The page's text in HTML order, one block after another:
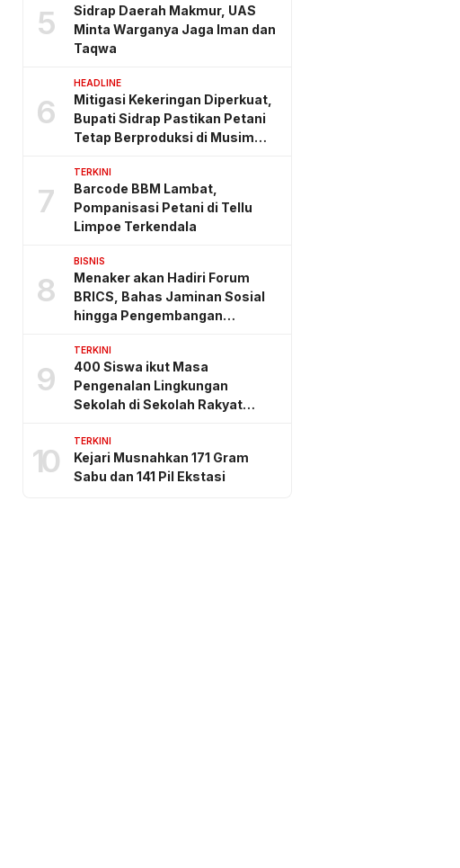
5
Sidrap Daerah Makmur, UAS
Minta Warganya Jaga Iman dan
Taqwa
6
HEADLINE
Mitigasi Kekeringan Diperkuat,
Bupati Sidrap Pastikan Petani
Tetap Berproduksi di Musim
7
TERKINI
Barcode BBM Lambat,
Pompanisasi Petani di Tellu
Limpoe Terkendala
8
BISNIS
Menaker akan Hadiri Forum
BRICS, Bahas Jaminan Sosial
hingga Pengembangan
9
TERKINI
400 Siswa ikut Masa
Pengenalan Lingkungan
Sekolah di Sekolah Rakyat
10
TERKINI
Kejari Musnahkan 171 Gram
Sabu dan 141 Pil Ekstasi